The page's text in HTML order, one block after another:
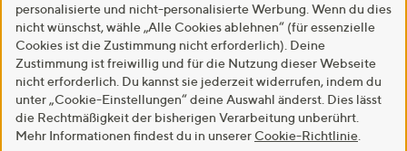
personalisierte und nicht-personalisierte Werbung. Wenn du dies
nicht wünschst, wähle „Alle Cookies ablehnen“ (für essenzielle
Cookies ist die Zustimmung nicht erforderlich). Deine
Zustimmung ist freiwillig und für die Nutzung dieser Webseite
nicht erforderlich. Du kannst sie jederzeit widerrufen, indem du
unter „Cookie-Einstellungen“ deine Auswahl änderst. Dies lässt
die Rechtmäßigkeit der bisherigen Verarbeitung unberührt.
Mehr Informationen findest du in unserer Cookie-Richtlinie